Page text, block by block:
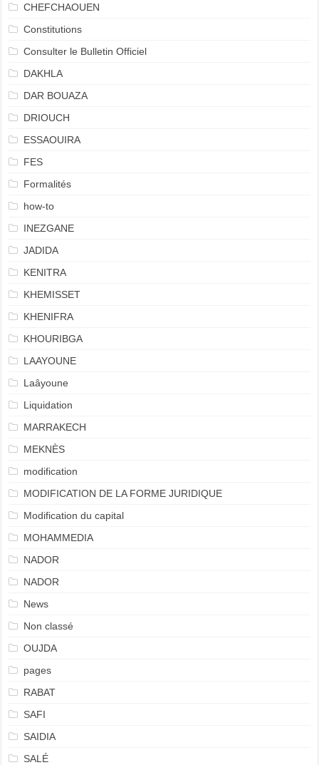
CHEFCHAOUEN
Constitutions
Consulter le Bulletin Officiel
DAKHLA
DAR BOUAZA
DRIOUCH
ESSAOUIRA
FES
Formalités
how-to
INEZGANE
JADIDA
KENITRA
KHEMISSET
KHENIFRA
KHOURIBGA
LAAYOUNE
Laâyoune
Liquidation
MARRAKECH
MEKNÈS
modification
MODIFICATION DE LA FORME JURIDIQUE
Modification du capital
MOHAMMEDIA
NADOR
NADOR
News
Non classé
OUJDA
pages
RABAT
SAFI
SAIDIA
SALÉ